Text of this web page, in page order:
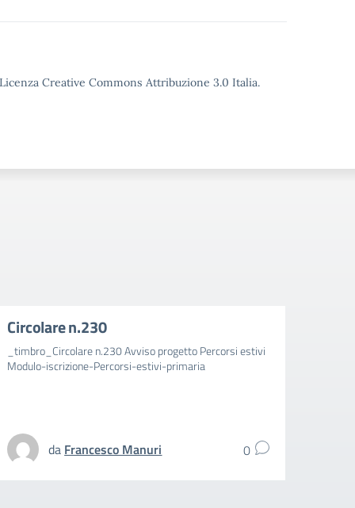
Creative Commons Attribuzione 3.0 Italia.
Circolare n.230
_timbro_Circolare n.230 Avviso progetto Percorsi estivi
Modulo-iscrizione-Percorsi-estivi-primaria
da Francesco Manuri 0